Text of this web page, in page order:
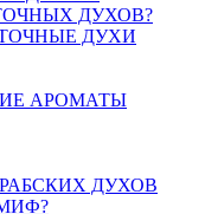
ДУХОВ?
ДУХИ
АРОМАТЫ
ДУХОВ